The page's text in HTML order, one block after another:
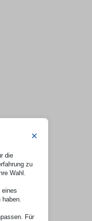
×
die
zu
Wahl.
haben.
Für